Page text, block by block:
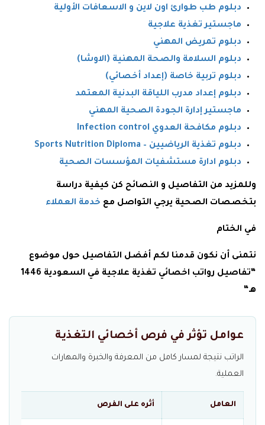
دبلوم طب طوارئ اون لاين و الاسعافات الأولية
ماجستير تغذية علاجية
دبلوم تمريض المهني
دبلوم السلامة والصحة المهنية (الاوشا)
دبلوم تربية خاصة (إعداد أخصائي)
دبلوم إعداد مدرب اللياقة البدنية المعتمد
ماجستير إدارة الجودة الصحية المهني
دبلوم مكافحة العدوي Infection control
دبلوم تغذية الرياضيين – Sports Nutrition Diploma
دبلوم ادارة مستشفيات المؤسسات الصحية
وللمزيد من التفاصيل و النصائح كن كيفية دراسة
بتخصصات الصحية يرجي التواصل مع خدمة العملاء
في الختام
نتمنى أن نكون قدمنا لكم أفضل التفاصيل حول موضوع
“تفاصيل رواتب اخصائي تغذية علاجية في السعودية 1446
هـ“
عوامل تؤثر في فرص أخصائي التغذية
الراتب نتيجة لمسار كامل من المعرفة والخبرة والمهارات
العملية.
العامل أثره على الفرص